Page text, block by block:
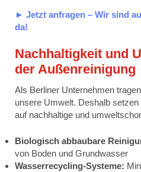
► Jetzt anfragen – Wir sind
da!
Nachhaltigkeit und
der Außenreinigung
Als Berliner Unternehmen
unsere Umwelt. Deshalb setzen
auf nachhaltige und
Biologisch abbaubare
von Boden und Grundwasser
Wasserrecycling-Systeme: